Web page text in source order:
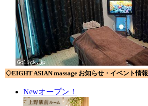
◇EIGHT ASIAN massage お知らせ・イベント情報
Newオープン！